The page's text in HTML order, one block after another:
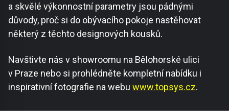
a skvělé výkonnostní parametry jsou pádnými
důvody, proč si do obývacího pokoje nastěhovat
některý z těchto designových kousků.
Navštivte nás v showroomu na Bělohorské ulici
v Praze nebo si prohlédněte kompletní nabídku i
inspirativní fotografie na webu www.topsys.cz.